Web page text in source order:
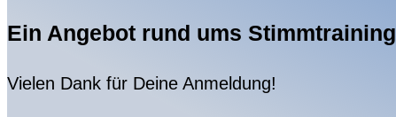
Ein Angebot rund ums Stimmtraining
Vielen Dank für Deine Anmeldung!